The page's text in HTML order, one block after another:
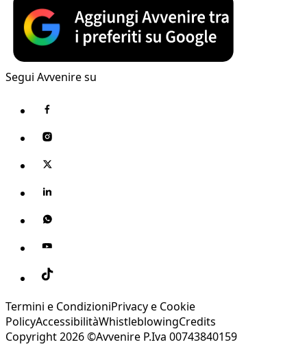
Segui Avvenire su
Termini e CondizioniPrivacy e Cookie
PolicyAccessibilitàWhistleblowingCredits
Copyright 2026 ©Avvenire P.Iva 00743840159